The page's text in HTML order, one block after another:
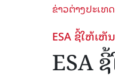
ຂ່າວຕ່າງປະເທດ
ESA ຊີ້ໃຫ້ເ
ESA